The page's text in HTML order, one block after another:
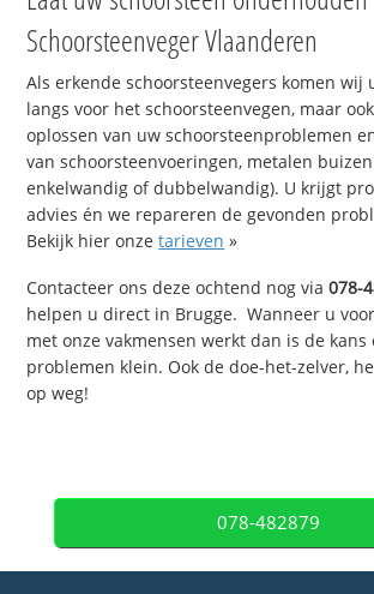
Schoorsteenveger Vlaanderen
Als erkende schoorsteenvegers komen wij
langs voor het schoorsteenvegen, maar
oplossen van uw schoorsteenproblemen
van schoorsteenvoeringen, metalen
enkelwandig of dubbelwandig). U krijgt
advies én we repareren de gevonden
Bekijk hier onzetarieven »
Contacteer ons deze ochtend nog via078-
helpen u direct in Brugge. Wanneer u
met onze vakmensen werkt dan is de kans
problemen klein. Ook de doe-het-zelver,
op weg!
078-482879